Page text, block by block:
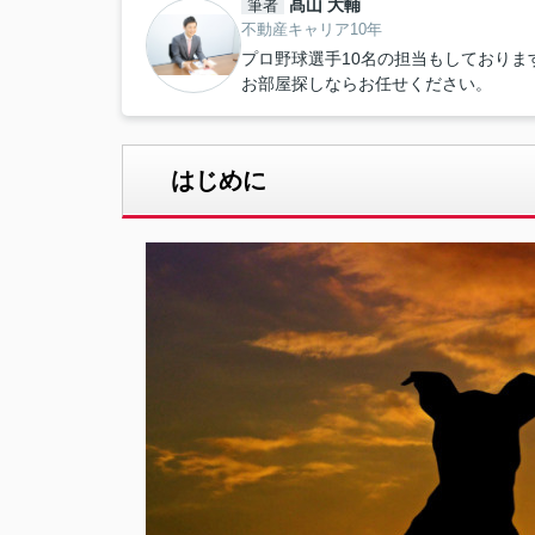
筆者 髙山 大輔
不動産キャリア10年
プロ野球選手10名の担当もしておりま
お部屋探しならお任せください。
はじめに